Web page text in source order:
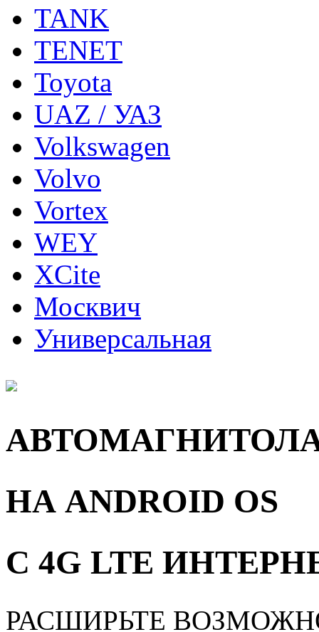
TANK
TENET
Toyota
UAZ / УАЗ
Volkswagen
Volvo
Vortex
WEY
XCite
Москвич
Универсальная
НА ANDROID OS
С 4G LTE
РАСШИРЬТЕ